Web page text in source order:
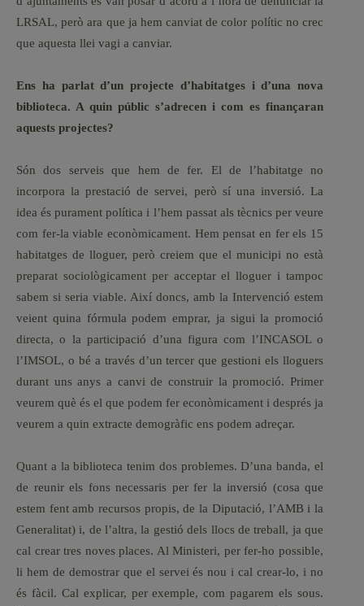
LRSAL, però ara que ja hem canviat de color polític no crec
que aquesta llei vagi a canviar.
Ens ha parlat d’un projecte d’habitatges i d’una nova
biblioteca. A quin públic s’adrecen i com es finançaran
aquests projectes?
Són dos serveis que hem de fer. El de l’habitatge no
incorpora la prestació de servei, però sí una inversió. La
idea és purament política i l’hem passat als tècnics per veure
com fer-la viable econòmicament. Hem pensat en fer els 15
habitatges de lloguer, però creiem que el municipi no està
preparat sociològicament per acceptar el lloguer i tampoc
sabem si seria viable. Així doncs, amb la Intervenció estem
veient quina fórmula podem emprar, ja sigui la promoció
directa, o la participació d’una figura com l’INCASOL o
l’IMSOL, o bé a través d’un tercer que gestioni els lloguers
durant uns anys a canvi de construir la promoció. Primer
veurem què és el que podem fer econòmicament i després ja
veurem a quin extracte demogràfic ens podem adreçar.
Quant a la biblioteca tenim dos problemes. D’una banda, el
de reunir els fons necessaris per fer la inversió (cosa que
estem fent amb recursos propis, de la Diputació, l’AMB i la
Generalitat) i, de l’altra, la gestió dels llocs de treball, ja que
cal crear tres noves places. Al Ministeri, per fer-ho possible,
li hem de demostrar que el servei és nou i cal crear-lo, i no
és fàcil. Cal explicar, per exemple, com pagarem els sous.